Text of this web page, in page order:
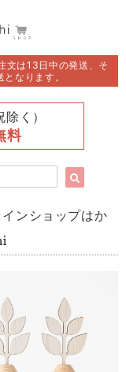
文は13日中の発送、そ
なります。
く）
料
ンショップはか